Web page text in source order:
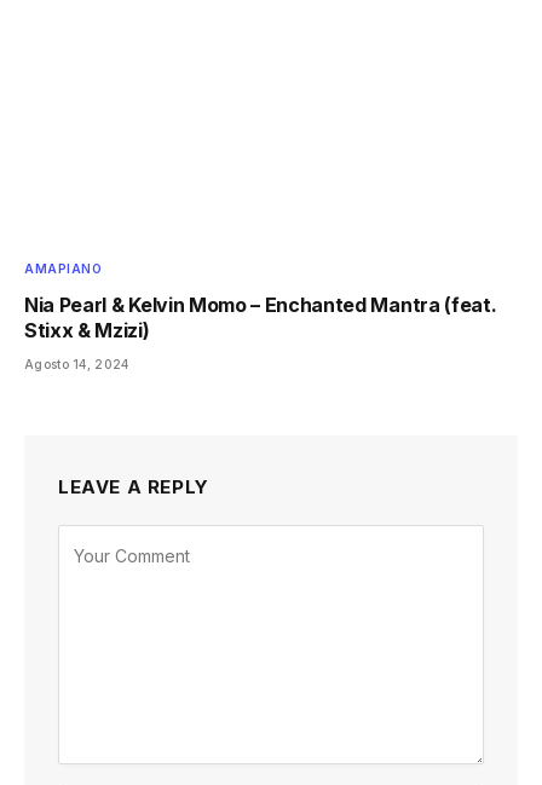
AMAPIANO
Nia Pearl & Kelvin Momo – Enchanted Mantra (feat.
Stixx & Mzizi)
Agosto 14, 2024
LEAVE A REPLY